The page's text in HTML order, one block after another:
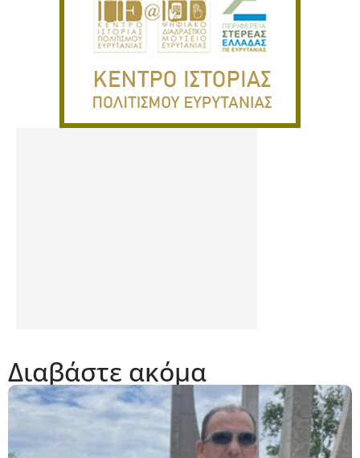
Διαβάστε ακόμα